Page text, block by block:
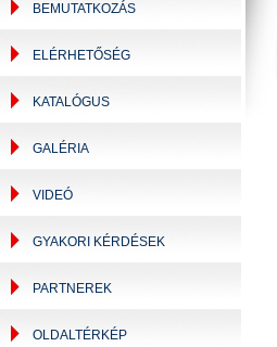
BEMUTATKOZÁS
ELÉRHETŐSÉG
KATALÓGUS
GALÉRIA
VIDEÓ
GYAKORI KÉRDÉSEK
PARTNEREK
OLDALTÉRKÉP